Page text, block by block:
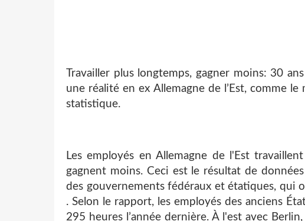
Travailler plus longtemps, gagner moins: 30
une réalité en ex Allemagne de l’Est, comme
statistique.
Les employés en Allemagne de l'Est
gagnent moins. Ceci est le résultat de
des gouvernements fédéraux et étatiques, qui
. Selon le rapport, les employés des anciens
295 heures l’année dernière. À l'est avec